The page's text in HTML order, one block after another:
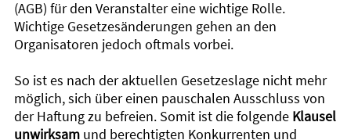
(AGB) für den Veranstalter eine wichtige Rolle.
Wichtige Gesetzesänderungen gehen an den
Organisatoren jedoch oftmals vorbei.
So ist es nach der aktuellen Gesetzeslage nicht mehr
möglich, sich über einen pauschalen Ausschluss von
der Haftung zu befreien. Somit ist die folgende Klausel
unwirksamund berechtigten Konkurrenten und